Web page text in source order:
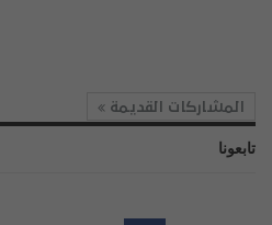
المشاركات القديمة
تابعونا